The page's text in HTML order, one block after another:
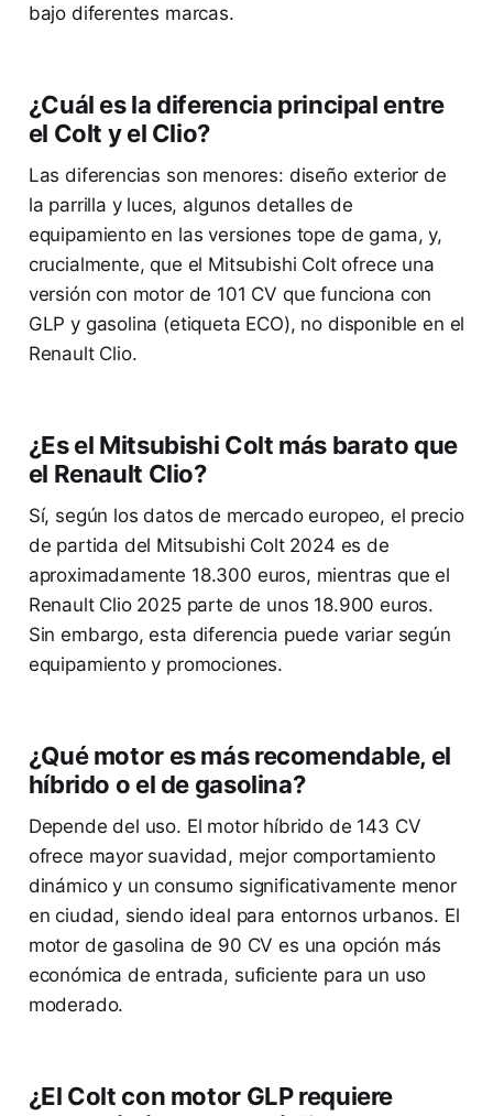
bajo diferentes marcas.
¿Cuál es la diferencia principal entre
el Colt y el Clio?
Las diferencias son menores: diseño exterior de
la parrilla y luces, algunos detalles de
equipamiento en las versiones tope de gama, y,
crucialmente, que el Mitsubishi Colt ofrece una
versión con motor de 101 CV que funciona con
GLP y gasolina (etiqueta ECO), no disponible en el
Renault Clio.
¿Es el Mitsubishi Colt más barato que
el Renault Clio?
Sí, según los datos de mercado europeo, el precio
de partida del Mitsubishi Colt 2024 es de
aproximadamente 18.300 euros, mientras que el
Renault Clio 2025 parte de unos 18.900 euros.
Sin embargo, esta diferencia puede variar según
equipamiento y promociones.
¿Qué motor es más recomendable, el
híbrido o el de gasolina?
Depende del uso. El motor híbrido de 143 CV
ofrece mayor suavidad, mejor comportamiento
dinámico y un consumo significativamente menor
en ciudad, siendo ideal para entornos urbanos. El
motor de gasolina de 90 CV es una opción más
económica de entrada, suficiente para un uso
moderado.
¿El Colt con motor GLP requiere